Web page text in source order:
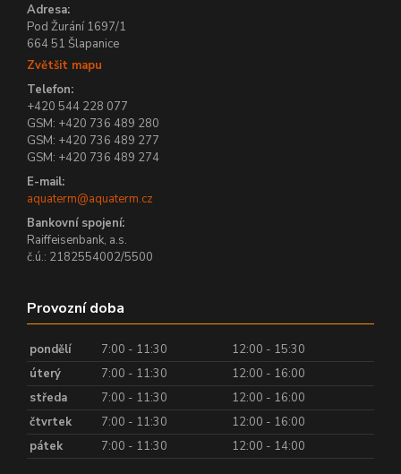
Adresa:
Pod Žurání 1697/1
664 51 Šlapanice
Zvětšit mapu
Telefon:
+420 544 228 077
GSM: +420 736 489 280
GSM: +420 736 489 277
GSM: +420 736 489 274
E-mail:
aquaterm@aquaterm.cz
Bankovní spojení:
Raiffeisenbank, a.s.
č.ú.: 2182554002/5500
Provozní doba
pondělí 7:00 - 11:30
12:00 - 15:30
úterý
7:00 - 11:30
12:00 - 16:00
středa
7:00 - 11:30
12:00 - 16:00
čtvrtek
7:00 - 11:30
12:00 - 16:00
pátek
7:00 - 11:30 12:00 - 14:00